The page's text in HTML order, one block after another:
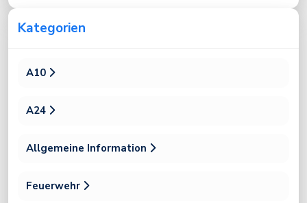
Kategorien
A10
A24
Allgemeine Information
Feuerwehr